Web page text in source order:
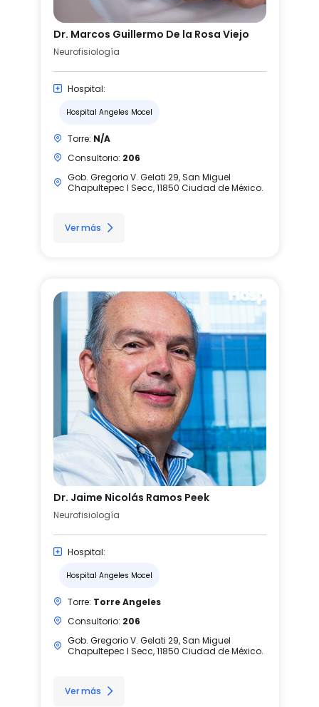
Dr. Marcos Guillermo De la Rosa Viejo
Neurofisiología
Hospital:
Hospital Angeles Mocel
Torre: N/A
Consultorio: 206
Gob. Gregorio V. Gelati 29, San Miguel
Chapultepec I Secc, 11850 Ciudad de México.
Ver más
Dr. Jaime Nicolás Ramos Peek
Neurofisiología
Hospital:
Hospital Angeles Mocel
Torre: Torre Angeles
Consultorio: 206
Gob. Gregorio V. Gelati 29, San Miguel
Chapultepec I Secc, 11850 Ciudad de México.
Ver más